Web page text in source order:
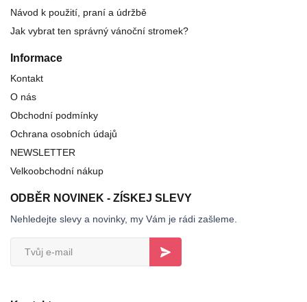
Návod k použití, praní a údržbě
Jak vybrat ten správný vánoční stromek?
Informace
Kontakt
O nás
Obchodní podmínky
Ochrana osobních údajů
NEWSLETTER
Velkoobchodní nákup
ODBĚR NOVINEK - ZÍSKEJ SLEVY
Nehledejte slevy a novinky, my Vám je rádi zašleme.